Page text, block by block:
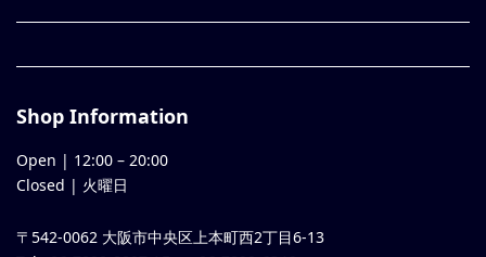
Shop Information
Open | 12:00 – 20:00
Closed | 火曜日
〒542-0062 大阪市中央区上本町西2丁目6-13